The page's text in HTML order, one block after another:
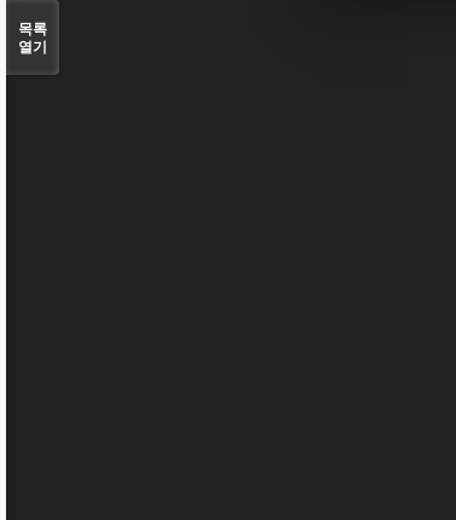
목록
열기